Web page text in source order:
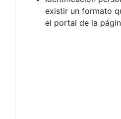
existir un formato
el portal de la